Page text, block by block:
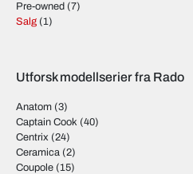
Pre-owned (7)
Salg (1)
Utforsk modellserier fra Rado
Anatom (3)
Captain Cook (40)
Centrix (24)
Ceramica (2)
Coupole (15)